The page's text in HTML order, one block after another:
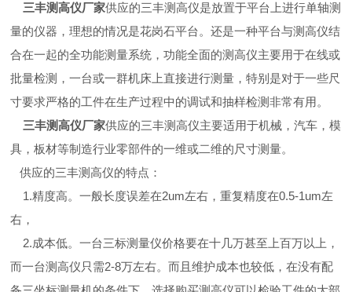
三丰测高仪厂家供应的三丰测高仪是放置于平台上进行单轴测
量的仪器，理想的情况是花岗石平台。还是一种平台与测高仪结
合在一起的全功能测量系统，功能全面的测高仪主要用于在线或
批量检测，一台或一群机床上直接进行测量，特别是对于一些尺
寸要求严格的工件在生产过程中的调试和抽样检测非常有用。
三丰测高仪厂家供应的三丰测高仪主要适用于机械，汽车，模
具，板材等制造行业零部件的一维或二维的尺寸测量。
供应的三丰测高仪的特点：
1.精度高。一般长度误差在2um左右，重复精度在0.5-1um左
右，
2.成本低。一台三标测量仪价格要在十几万甚至上百万以上，
而一台测高仪只需2-8万左右。而且维护成本也较低，在没有配